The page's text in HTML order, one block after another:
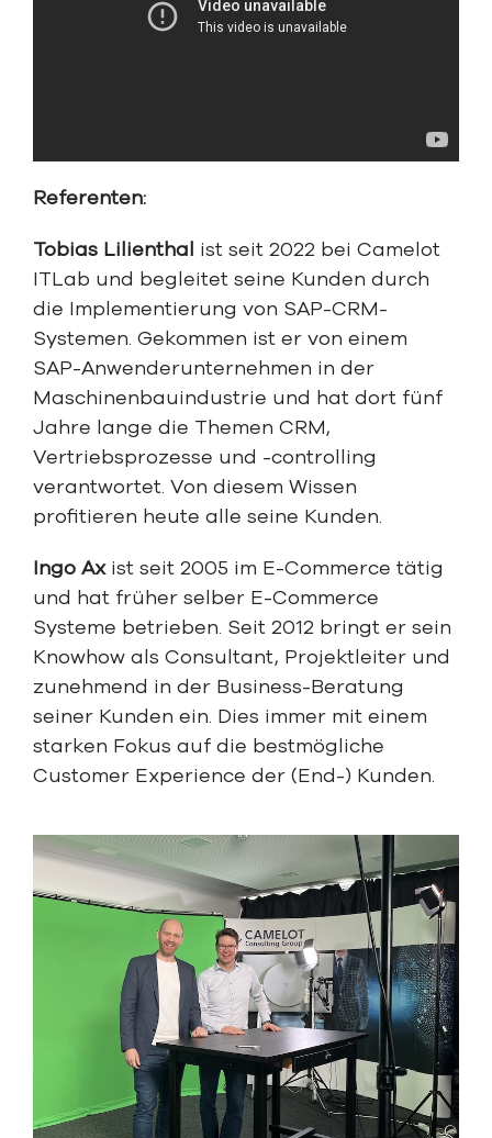
Referenten:
Tobias Lilienthal ist seit 2022 bei Camelot
ITLab und begleitet seine Kunden durch
die Implementierung von SAP-CRM-
Systemen. Gekommen ist er von einem
SAP-Anwenderunternehmen in der
Maschinenbauindustrie und hat dort fünf
Jahre lange die Themen CRM,
Vertriebsprozesse und -controlling
verantwortet. Von diesem Wissen
profitieren heute alle seine Kunden.
Ingo Axist seit 2005 im E-Commerce tätig
und hat früher selber E-Commerce
Systeme betrieben. Seit 2012 bringt er sein
Knowhow als Consultant, Projektleiter und
zunehmend in der Business-Beratung
seiner Kunden ein. Dies immer mit einem
starken Fokus auf die bestmögliche
Customer Experience der (End-) Kunden.